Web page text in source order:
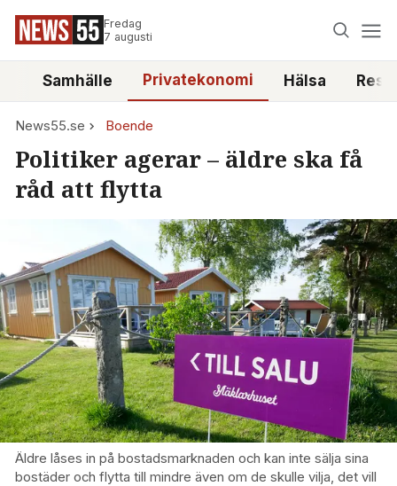
Fredag
7 augusti
Samhälle Privatekonomi Hälsa
News55.se Boende
Politiker agerar – äldre ska få
råd att flytta
Äldre låses in på bostadsmarknaden och kan inte sälja sina
bostäder och flytta till mindre även om de skulle vilja, det vill